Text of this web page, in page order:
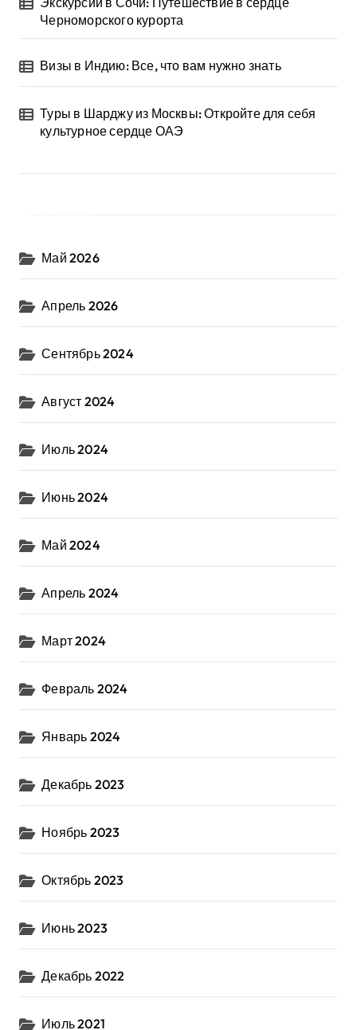
Черноморского курорта
Визы в Индию: Все, что вам нужно знать
Туры в Шарджу из Москвы: Откройте для себя
культурное сердце ОАЭ
Май 2026
Апрель 2026
Сентябрь 2024
Август 2024
Июль 2024
Июнь 2024
Май 2024
Апрель 2024
Март 2024
Февраль 2024
Январь 2024
Декабрь 2023
Ноябрь 2023
Октябрь 2023
Июнь 2023
Декабрь 2022
Июль 2021